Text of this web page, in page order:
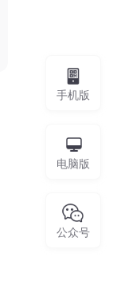
手机版
电脑版
公众号